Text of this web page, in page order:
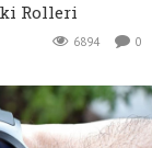
Rolleri
6894 0